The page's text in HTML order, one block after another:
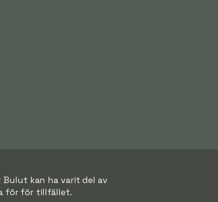
kan ha varit del av
för för tillfället.